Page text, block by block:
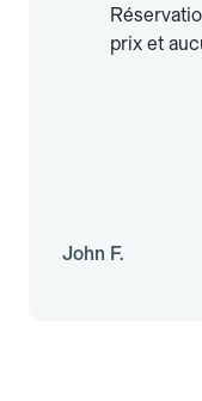
prix et
John F.